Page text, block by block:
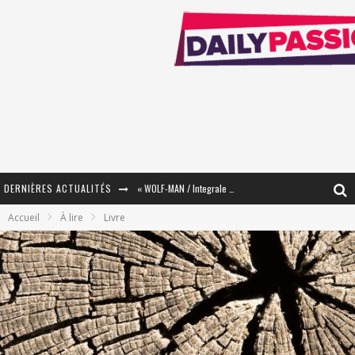
DERNIÈRES ACTUALITÉS
« Mon Village Révolté » - Combattre un Projet !
« Le Béton et le Bambou / Propositions pour Mayotte et le Monde. » - Améliorations !
Star Fox
PsyRiver 2026 : la magie revient sur les rives de l’Aar
Accueil À lire Livre